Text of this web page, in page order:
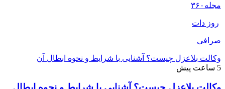
مجله ۳۶۰
روز دات
صرافی
وکالت بلاعزل چیست؟ آشنایی با شرایط و نحوه ابطال آن
5 ساعت پیش